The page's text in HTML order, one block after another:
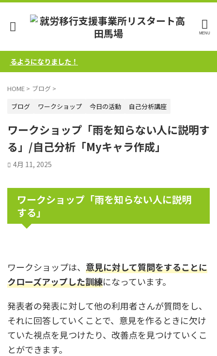
うになりました！
HOME > ブログ >
ブログ
ワークショップ 今日の活動 自己分析講座
ワークショップ「雨を知らない人に説明す
る」/自己分析「Myキャラ作成」
4月 11, 2025
ワークショップ「雨を知らない人に説明
する」
ワークショップは、 意見に対して質問をすることに
クローズアップした訓練になっています。
発表者の発表に対して他の利用者さんが質問をし、
それに回答していくことで、意見を作るときに欠け
ていた視点を見つけたり、改善点を見つけていくこ
とができます。